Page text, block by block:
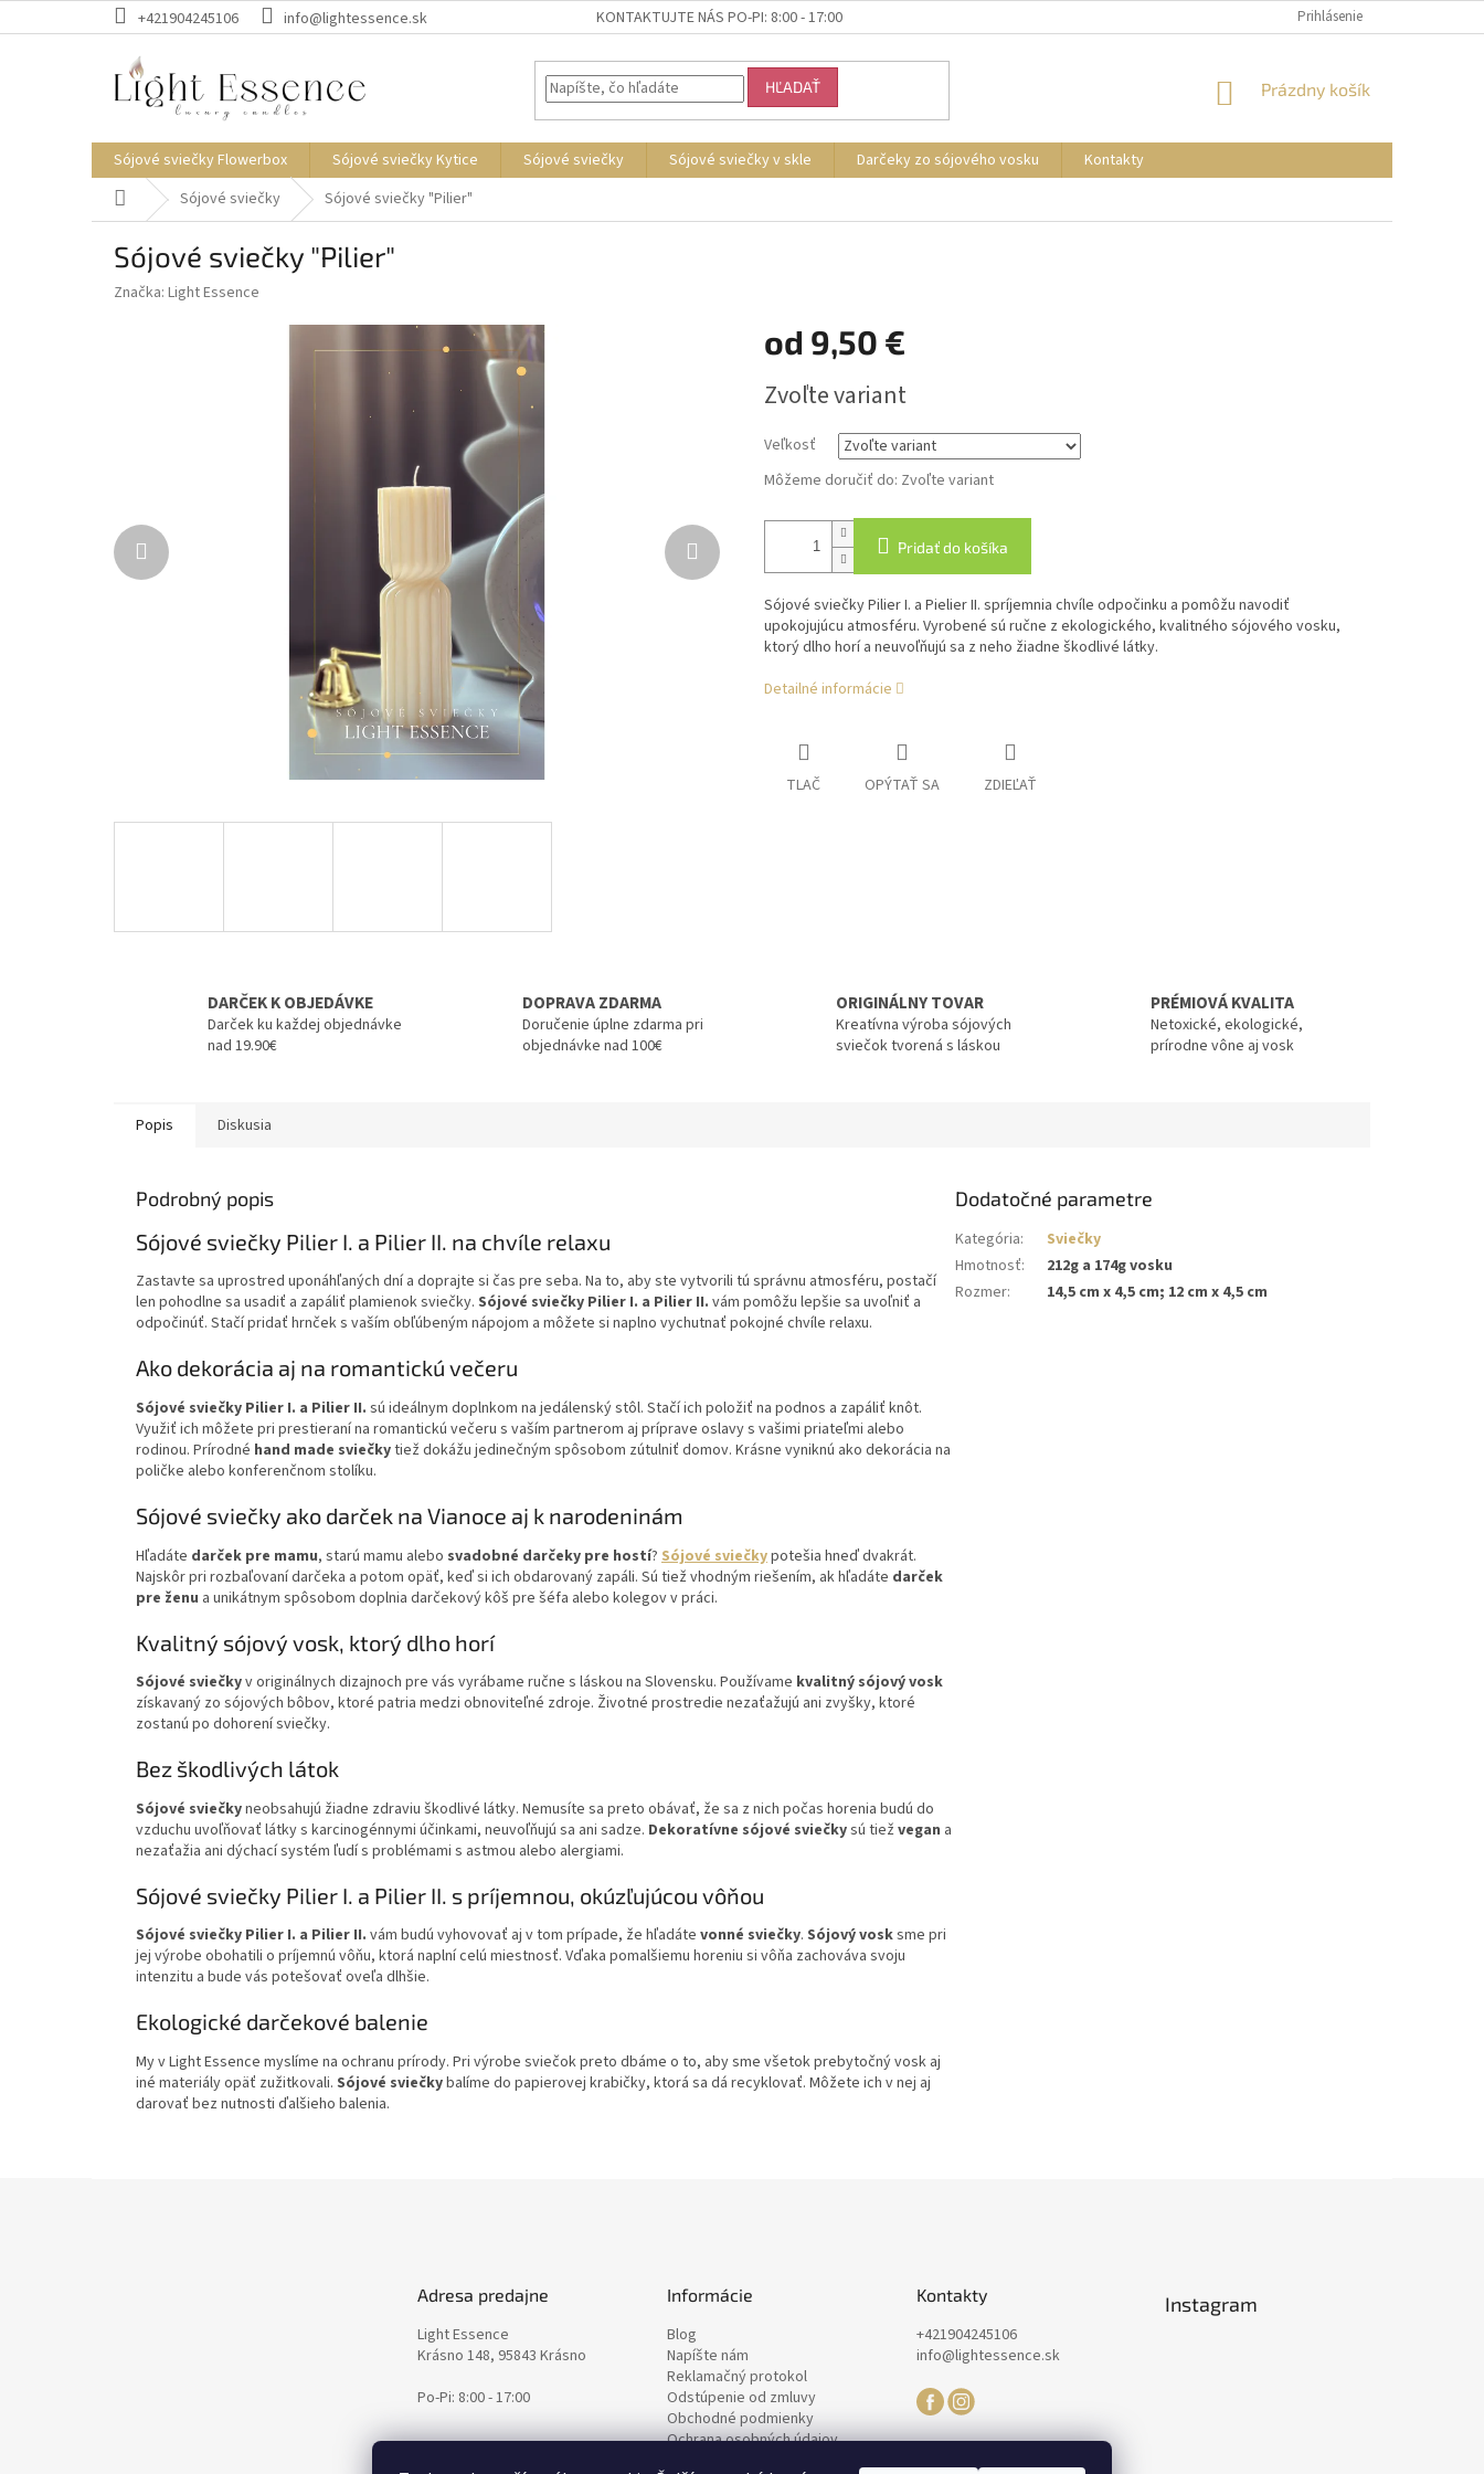
na
+421904245106 info@lightessence.sk KONTAKTUJTE NÁS PO-PI: 8:00 - 17:00 Prihlásenie
HĽADAŤ
NÁKUPNÝ
Prázdny košík
Sójové sviečky Flowerbox Sójové sviečky Kytice Sójové sviečky Sójové sviečky v skle Darčeky zo sójového vosku
Kontakty
DomovSójové sviečky Sójové sviečky "Pilier"
Sójové sviečky "Pilier"
Značka: Light Essence
od 9,50 €
cena:
Zvoľte variant
Veľkosť
Môžeme doručiť do: Zvoľte variant
Pridať do košíka
Sójové sviečky Pilier I. a Pielier II. spríjemnia chvíle odpočinku a pomôžu navodiť
upokojujúcu atmosféru. Vyrobené sú ručne z ekologického, kvalitného sójového vosku,
ktorý dlho horí a neuvoľňujú sa z neho žiadne škodlivé látky.
Detailné informácie
TLAČ OPÝTAŤ SA ZDIEĽAŤ
DARČEK K OBJEDÁVKE
Darček ku každej objednávke
nad 19.90€
DOPRAVA ZDARMA
Doručenie úplne zdarma pri
objednávke nad 100€
ORIGINÁLNY TOVAR
Kreatívna výroba sójových
sviečok tvorená s láskou
PRÉMIOVÁ KVALITA
Netoxické, ekologické,
prírodne vône aj vosk
Popis Diskusia
Podrobný popis
Sójové sviečky Pilier I. a Pilier II. na chvíle relaxu
Zastavte sa uprostred uponáhľaných dní a doprajte si čas pre seba. Na to, aby ste vytvorili tú správnu atmosféru, postačí
len pohodlne sa usadiť a zapáliť plamienok sviečky. Sójové sviečky Pilier I. a Pilier II. vám pomôžu lepšie sa uvoľniť a
odpočinúť. Stačí pridať hrnček s vaším obľúbeným nápojom a môžete si naplno vychutnať pokojné chvíle relaxu.
Ako dekorácia aj na romantickú večeru
Sójové sviečky Pilier I. a Pilier II. sú ideálnym doplnkom na jedálenský stôl. Stačí ich položiť na podnos a zapáliť knôt.
Využiť ich môžete pri prestieraní na romantickú večeru s vaším partnerom aj príprave oslavy s vašimi priateľmi alebo
rodinou. Prírodné hand made sviečkytiež dokážu jedinečným spôsobom zútulniť domov. Krásne vyniknú ako dekorácia na
poličke alebo konferenčnom stolíku.
Sójové sviečky ako darček na Vianoce aj k narodeninám
Hľadáte darček pre mamu, starú mamu alebo svadobné darčeky pre hostí? Sójové sviečkypotešia hneď dvakrát.
Najskôr pri rozbaľovaní darčeka a potom opäť, keď si ich obdarovaný zapáli. Sú tiež vhodným riešením, ak hľadáte darček
pre ženu a unikátnym spôsobom doplnia darčekový kôš pre šéfa alebo kolegov v práci.
Kvalitný sójový vosk, ktorý dlho horí
Sójové sviečkyv originálnych dizajnoch pre vás vyrábame ručne s láskou na Slovensku. Používame kvalitný sójový vosk
získavaný zo sójových bôbov, ktoré patria medzi obnoviteľné zdroje. Životné prostredie nezaťažujú ani zvyšky, ktoré
zostanú po dohorení sviečky.
Bez škodlivých látok
Sójové sviečkyneobsahujú žiadne zdraviu škodlivé látky. Nemusíte sa preto obávať, že sa z nich počas horenia budú do
vzduchu uvoľňovať látky s karcinogénnymi účinkami, neuvoľňujú sa ani sadze. Dekoratívne sójové sviečkysú tiež vegan a
nezaťažia ani dýchací systém ľudí s problémami s astmou alebo alergiami.
Sójové sviečky Pilier I. a Pilier II. s príjemnou, okúzľujúcou vôňou
Sójové sviečky Pilier I. a Pilier II. vám budú vyhovovať aj v tom prípade, že hľadáte vonné sviečky. Sójový vosksme pri
jej výrobe obohatili o príjemnú vôňu, ktorá naplní celú miestnosť. Vďaka pomalšiemu horeniu si vôňa zachováva svoju
intenzitu a bude vás potešovať oveľa dlhšie.
Ekologické darčekové balenie
My v Light Essence myslíme na ochranu prírody. Pri výrobe sviečok preto dbáme o to, aby sme všetok prebytočný vosk aj
iné materiály opäť zužitkovali. Sójové sviečkybalíme do papierovej krabičky, ktorá sa dá recyklovať. Môžete ich v nej aj
darovať bez nutnosti ďalšieho balenia.
Dodatočné parametre
Kategória:
Sviečky
Hmotnosť:
212g a 174g vosku
Rozmer: 14,5 cm x 4,5 cm; 12 cm x 4,5 cm
Adresa predajne
Light Essence
Krásno 148, 95843 Krásno
Po-Pi: 8:00 - 17:00
Informácie
Blog
Napíšte nám
Reklamačný protokol
Odstúpenie od zmluvy
Obchodné podmienky
Ochrana osobných údajov
Kontakty
+421904245106
info@lightessence.sk
Instagram